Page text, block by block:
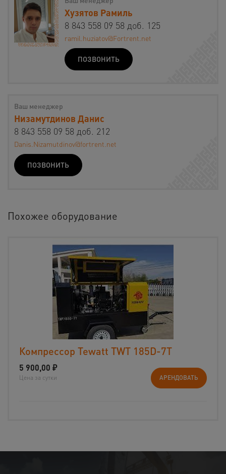
Хузятов Рамиль
8 843 558 09 58 доб. 125
ramil.huziatov@Fortrent.net
ПОЗВОНИТЬ
Ваш менеджер
Низамутдинов Данис
8 843 558 09 58 доб. 212
Danis.Nizamutdinov@fortrent.net
ПОЗВОНИТЬ
Похожее оборудование
Компрессор Tewatt TWT 185D-7T
5 900,00 ₽
Цена за сутки АРЕНДОВАТЬ